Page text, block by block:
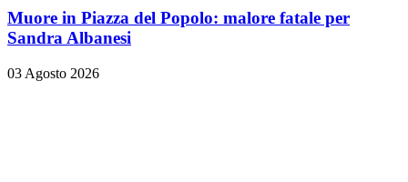
Muore in Piazza del Popolo: malore fatale per
Sandra Albanesi
03 Agosto 2026